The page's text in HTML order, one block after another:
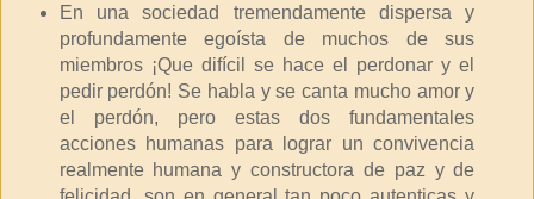
En una sociedad tremendamente dispersa y
profundamente egoísta de muchos de sus
miembros ¡Que difícil se hace el perdonar y el
pedir perdón! Se habla y se canta mucho amor y
el perdón, pero estas dos fundamentales
acciones humanas para lograr un convivencia
realmente humana y constructora de paz y de